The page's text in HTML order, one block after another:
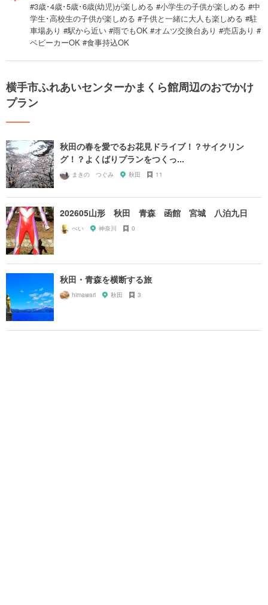
#3歳･4歳･5歳･6歳(幼児)が楽しめる #小学生の子供が楽しめる #中
学生･高校生の子供が楽しめる #子供と一緒に大人も楽しめる #駐
車場あり #駅から近い #雨でもOK #オムツ交換台あり #売店あり #
ベビーカーOK #食事持込OK
横手市ふれあいセンターかまくら館周辺のおでかけ
プラン
秋田の春を愛でるお花見ドライブ！？サイクリン
グ！？よくばりプランをつくっ...
まきの つぐみ 秋田 11
202605山形 秋田 青森 函館 宮城 八泊九日
ぺい 神奈川 0
秋田・青森を横断する旅
himawari 秋田 3